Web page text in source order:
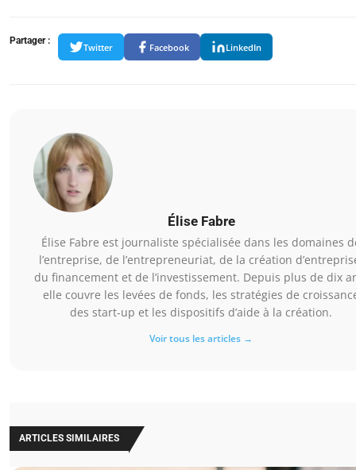
Partager :
Twitter Facebook LinkedIn
Élise Fabre
Élise Fabre est journaliste spécialisée dans les domaines
l’entreprise, de l’entrepreneuriat, de la création
du financement et de l’investissement. Depuis plus de dix
elle couvre les levées de fonds, les stratégies de
des start-up et les dispositifs d’aide à la création.
Voir tous les articles →
ARTICLES SIMILAIRES